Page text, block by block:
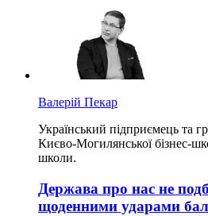
Валерій Пекар
Український підприємець та
Києво-Могилянської бізнес-
школи.
Держава про нас не
щоденними ударами